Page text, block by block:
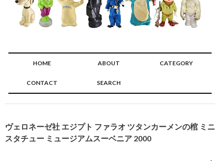
HOME ABOUT CATEGORY
CONTACT SEARCH
ヴェロネーゼ社 エジプト ファラオ ツタンカーメンの棺 ミニ
スタチュー ミュージアムスーベニア 2000